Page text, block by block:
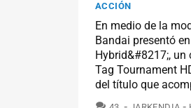
ACCIÓN
En medio de la
Bandai presentó
Hybrid&#8217;,
Tag Tournament
del título que
COMENTARIOS